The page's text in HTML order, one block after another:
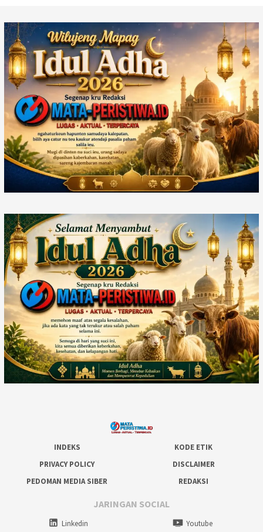
INDEKS
KODE ETIK
PRIVACY POLICY
DISCLAIMER
PEDOMAN MEDIA SIBER
REDAKSI
JARINGAN SOCIAL
Linkedin Youtube